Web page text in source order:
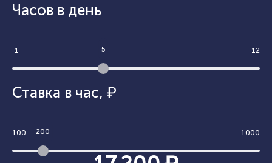
Часов в день
5
1 12
Ставка в час, ₽
200
100 1000